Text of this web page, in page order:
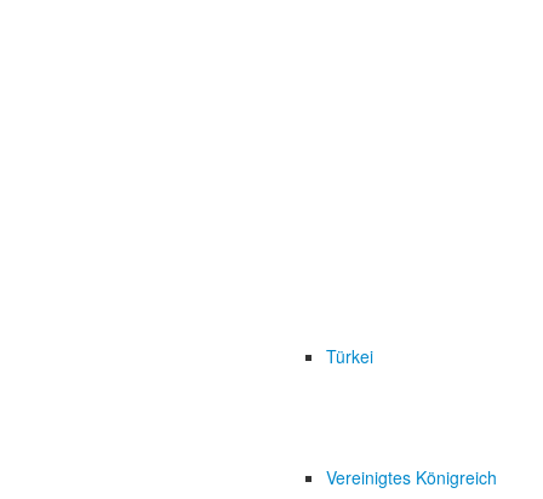
Türkei
Vereinigtes Königreich